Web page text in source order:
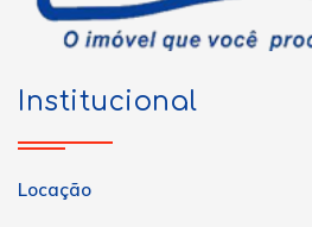
Institucional
Locação